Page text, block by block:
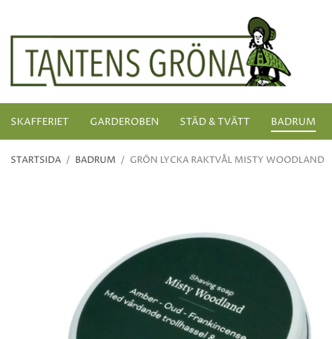
SKAFFERIET GARDEROBEN STÄD & TVÄTT BADRUM
STARTSIDA / BADRUM / GRÖN LYCKA RAKTVÅL MISTY WOODLAND